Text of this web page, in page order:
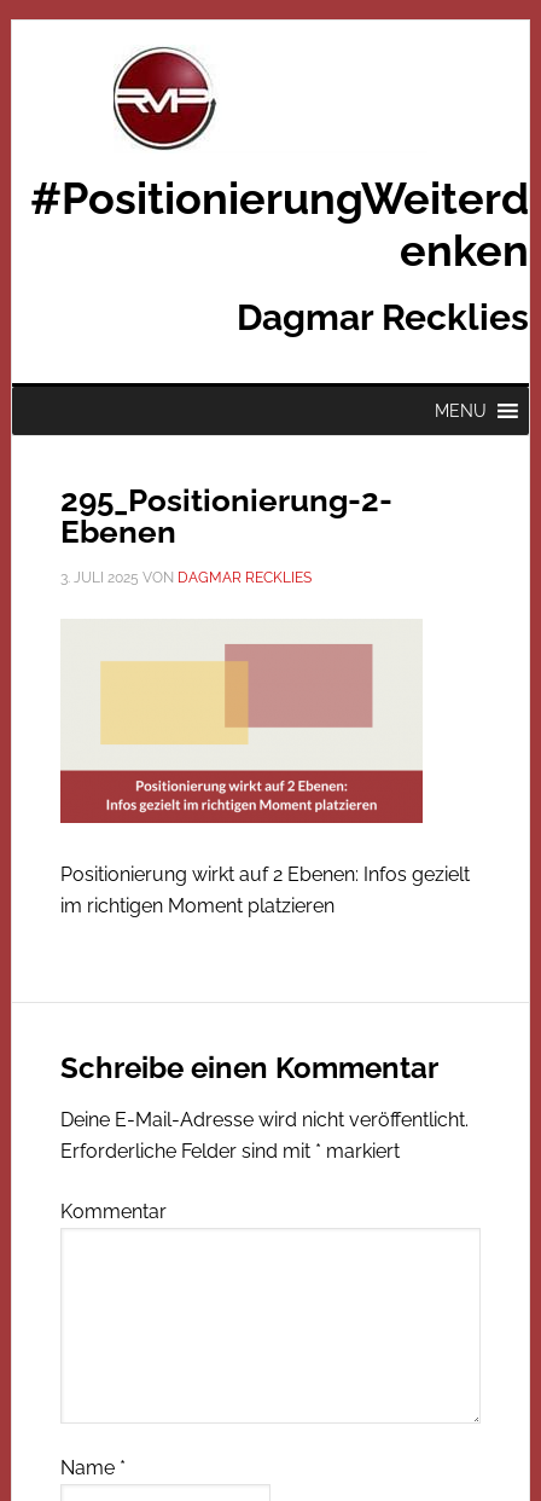
#PositionierungWeiterd
enken
Dagmar Recklies
MENU
295_Positionierung-2-
Ebenen
3. JULI 2025 VON DAGMAR RECKLIES
Positionierung wirkt auf 2 Ebenen: Infos gezielt
im richtigen Moment platzieren
Schreibe einen Kommentar
Deine E-Mail-Adresse wird nicht veröffentlicht.
Erforderliche Felder sind mit * markiert
Kommentar
Name *